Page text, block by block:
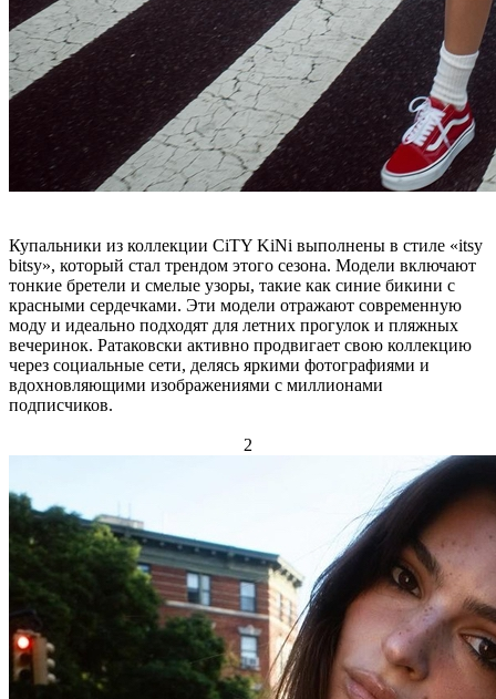
Купальники из коллекции CiTY KiNi выполнены в стиле «itsy
bitsy», который стал трендом этого сезона. Модели включают
тонкие бретели и смелые узоры, такие как синие бикини с
красными сердечками. Эти модели отражают современную
моду и идеально подходят для летних прогулок и пляжных
вечеринок. Ратаковски активно продвигает свою коллекцию
через социальные сети, делясь яркими фотографиями и
вдохновляющими изображениями с миллионами
подписчиков.
2